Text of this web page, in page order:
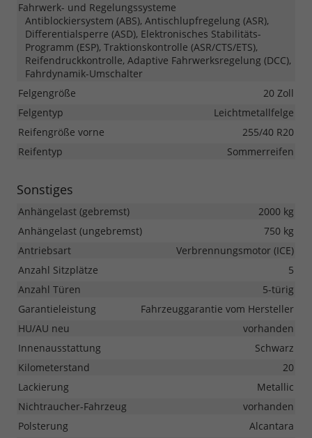
Fahrwerk- und Regelungssysteme
Antiblockiersystem (ABS), Antischlupfregelung (ASR),
Differentialsperre (ASD), Elektronisches Stabilitäts-
Programm (ESP), Traktionskontrolle (ASR/CTS/ETS),
Reifendruckkontrolle, Adaptive Fahrwerksregelung (DCC),
Fahrdynamik-Umschalter
Felgengröße
20 Zoll
Felgentyp
Leichtmetallfelge
Reifengröße vorne
255/40 R20
Reifentyp
Sommerreifen
Sonstiges
Anhängelast (gebremst)
2000 kg
Anhängelast (ungebremst)
750 kg
Antriebsart
Verbrennungsmotor (ICE)
Anzahl Sitzplätze
5
Anzahl Türen
5-türig
Garantieleistung
Fahrzeuggarantie vom Hersteller
HU/AU neu
vorhanden
Innenausstattung
Schwarz
Kilometerstand
20
Lackierung
Metallic
Nichtraucher-Fahrzeug
vorhanden
Polsterung
Alcantara